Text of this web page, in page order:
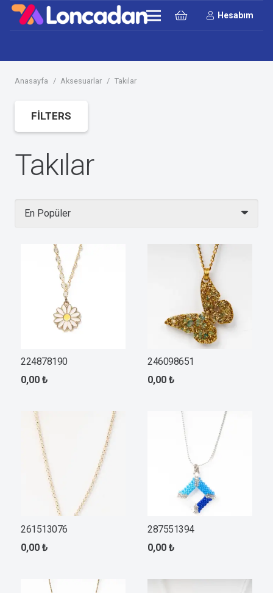
Hesabım
Anasayfa / Aksesuarlar / Takılar
Takılar
224878190
0,00 ₺
246098651
0,00 ₺
261513076
0,00 ₺
287551394
0,00 ₺
FILTERS